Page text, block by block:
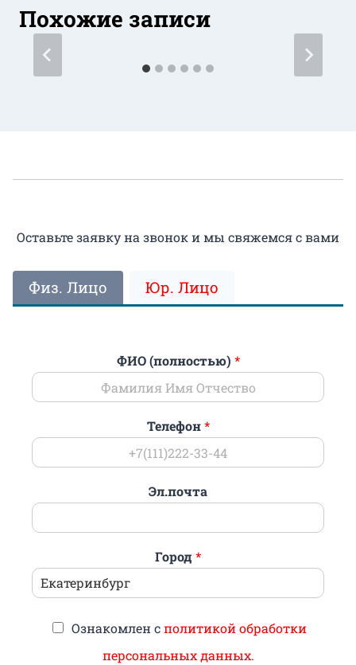
Похожие записи
Оставьте заявку на звонок и мы свяжемся с вами
Физ. Лицо Юр. Лицо
ФИО (полностью) *
Телефон*
Эл.почта
Город *
Ознакомлен сполитикой обработки
персональных данных.